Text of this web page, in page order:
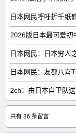
日本网民呼吁折千纸
日本网民：友都八喜
共有 36 条留言